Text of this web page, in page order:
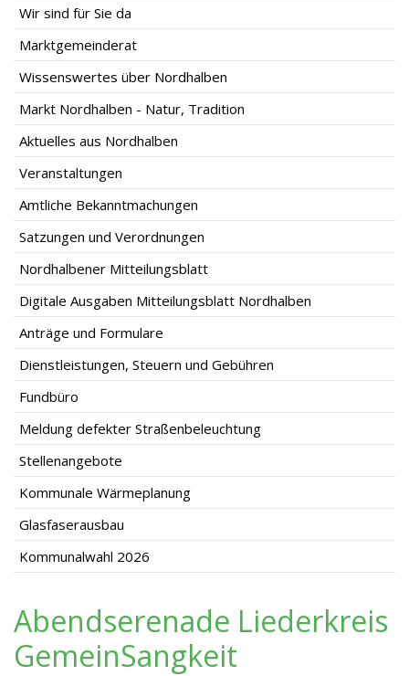
Wir sind für Sie da
Marktgemeinderat
Wissenswertes über Nordhalben
Markt Nordhalben - Natur, Tradition
Aktuelles aus Nordhalben
Veranstaltungen
Amtliche Bekanntmachungen
Satzungen und Verordnungen
Nordhalbener Mitteilungsblatt
Digitale Ausgaben Mitteilungsblatt Nordhalben
Anträge und Formulare
Dienstleistungen, Steuern und Gebühren
Fundbüro
Meldung defekter Straßenbeleuchtung
Stellenangebote
Kommunale Wärmeplanung
Glasfaserausbau
Kommunalwahl 2026
Abendserenade Liederkreis
GemeinSangkeit